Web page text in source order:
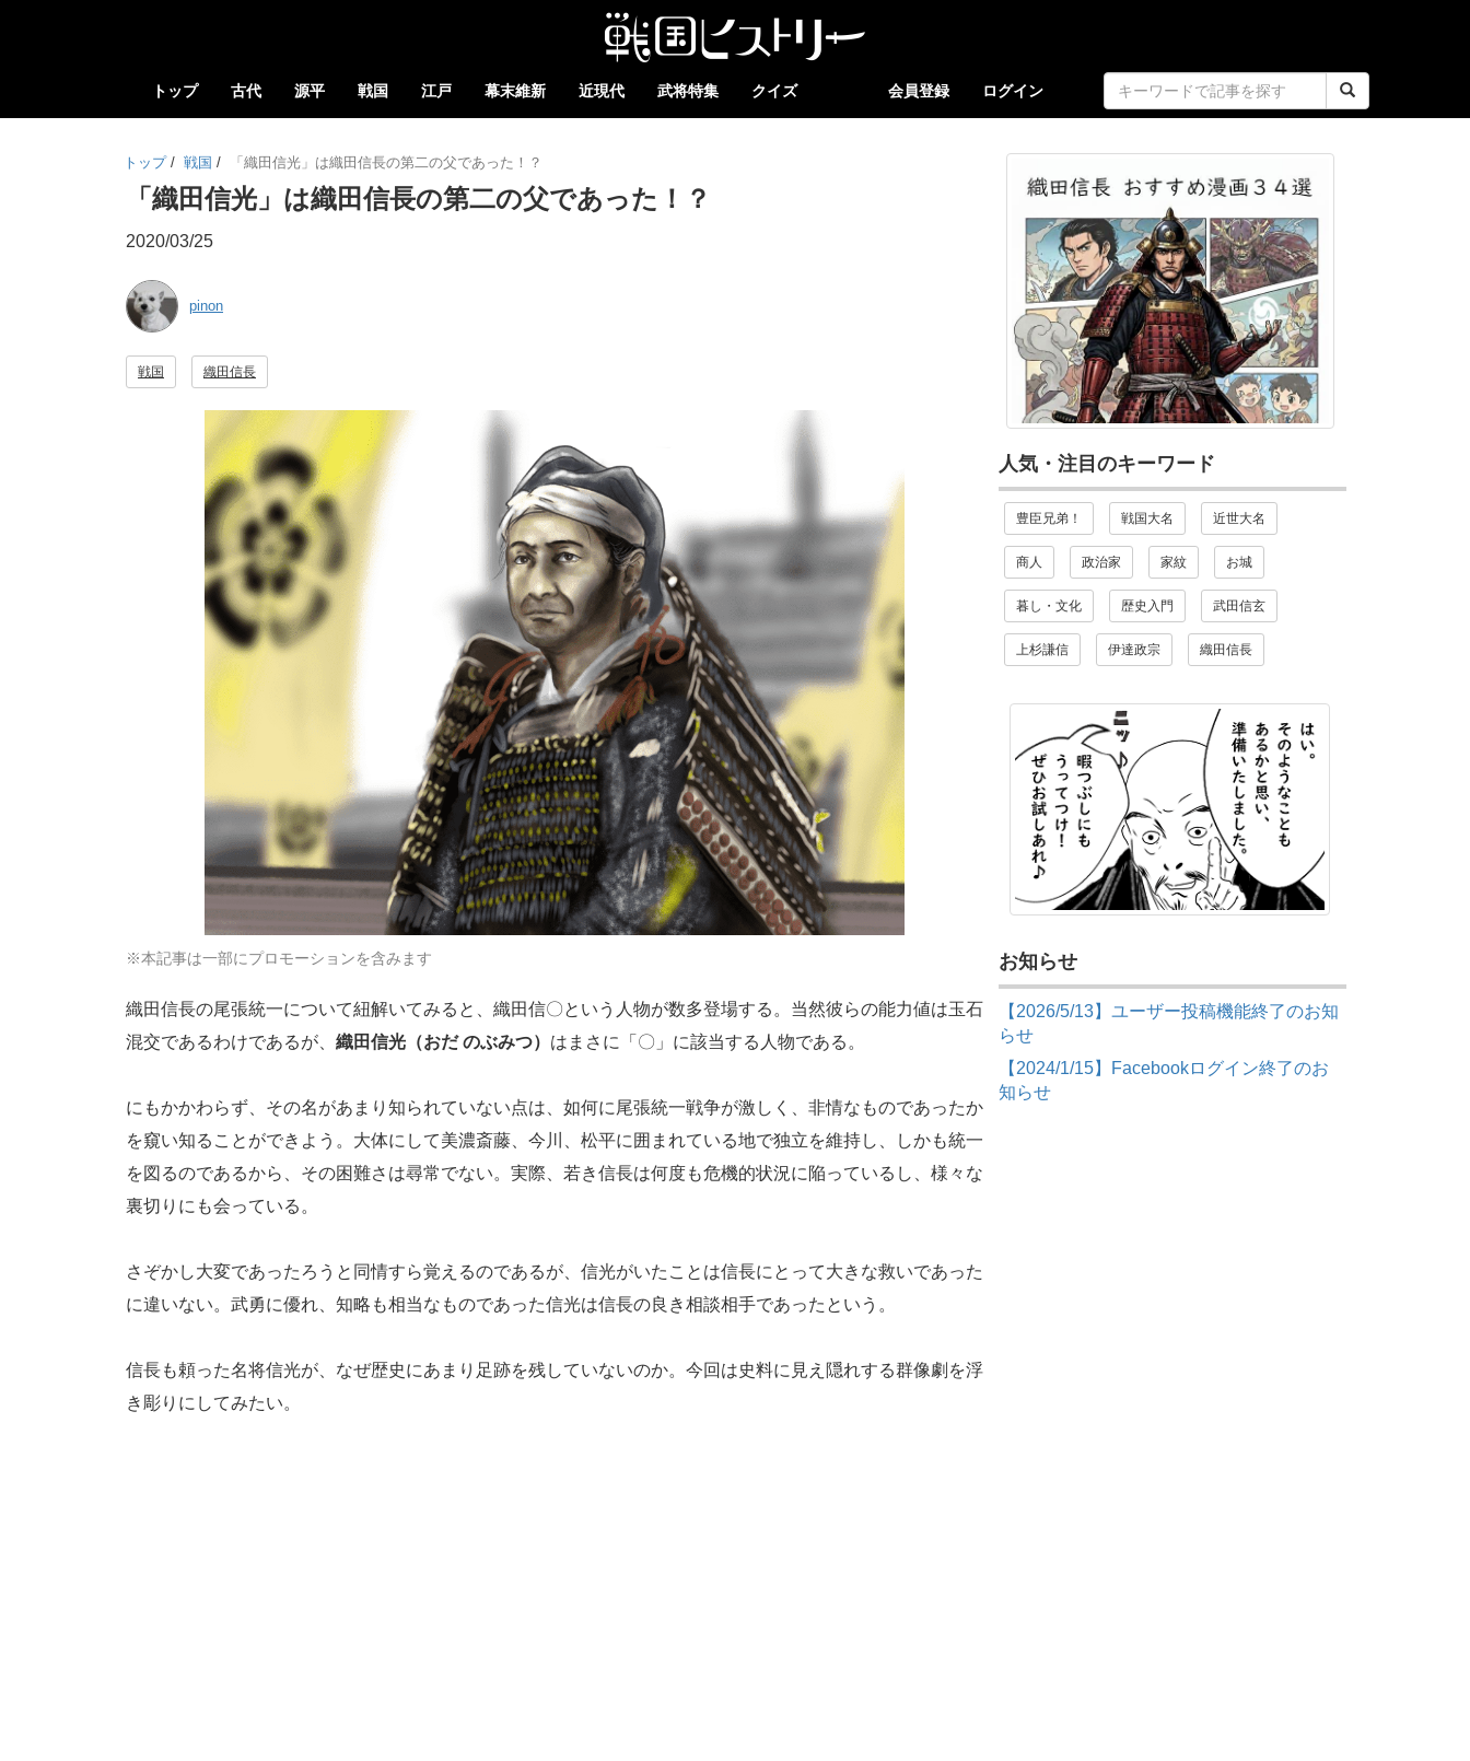
トップ 古代 源平 戦国 江戸 幕末維新 近現代 武将特集 クイズ 会員登録 ログイン
トップ / 戦国 / 「織田信光」は織田信長の第二の父であった！？
「織田信光」は織田信長の第二の父であった！？
2020/03/25
pinon
戦国 織田信長
※本記事は一部にプロモーションを含みます
織田信長の尾張統一について紐解いてみると、織田信〇という人物が数多登場する。当然彼らの能力値は玉石
混交であるわけであるが、 織田信光（おだ のぶみつ） はまさに「〇」に該当する人物である。
にもかかわらず、その名があまり知られていない点は、如何に尾張統一戦争が激しく、非情なものであったか
を窺い知ることができよう。大体にして美濃斎藤、今川、松平に囲まれている地で独立を維持し、しかも統一
を図るのであるから、その困難さは尋常でない。実際、若き信長は何度も危機的状況に陥っているし、様々な
裏切りにも会っている。
さぞかし大変であったろうと同情すら覚えるのであるが、信光がいたことは信長にとって大きな救いであった
に違いない。武勇に優れ、知略も相当なものであった信光は信長の良き相談相手であったという。
信長も頼った名将信光が、なぜ歴史にあまり足跡を残していないのか。今回は史料に見え隠れする群像劇を浮
き彫りにしてみたい。
人気・注目のキーワード
豊臣兄弟！ 戦国大名 近世大名
商人 政治家 家紋 お城
暮し・文化 歴史入門 武田信玄
上杉謙信 伊達政宗 織田信長
お知らせ
【2026/5/13】ユーザー投稿機能終了のお知
らせ
【2024/1/15】Facebookログイン終了のお
知らせ